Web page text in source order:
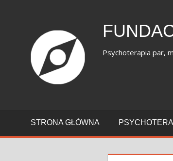
Psychoterapia par,
STRONA GŁÓWNA